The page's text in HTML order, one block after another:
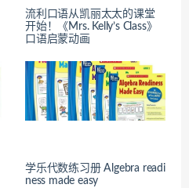
流利口语从凯丽太太的课堂
开始！《Mrs. Kelly’s Class​》
口语启蒙动画
学乐代数练习册 Algebra readi
ness made easy